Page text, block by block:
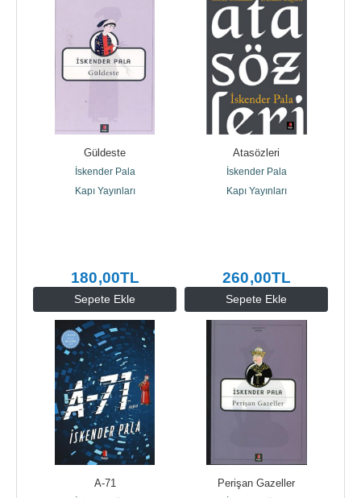
Sepete Ekle
Güldeste
İskender Pala
Kapı Yayınları
180,00TL
Sepete Ekle
Atasözleri
İskender Pala
Kapı Yayınları
260,00TL
A-71 Perişan Gazeller